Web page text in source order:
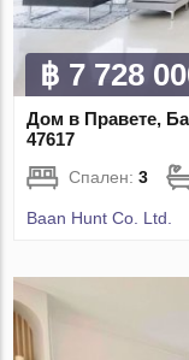
฿ 7 728
Дом в Правете,
47617
Спален:3
Baan Hunt Co. Ltd.